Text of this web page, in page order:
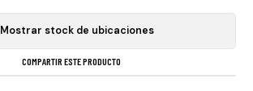
Mostrar stock de ubicaciones
COMPARTIR ESTE PRODUCTO